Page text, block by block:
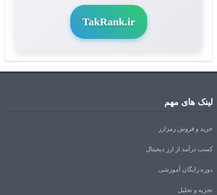
TakRank.ir
لینک های مهم
خرید و فروش رمزارز
کسب درآمد از ارز دیجیتال
دوره رایگان آموزشی
تجزیه و تحلیل